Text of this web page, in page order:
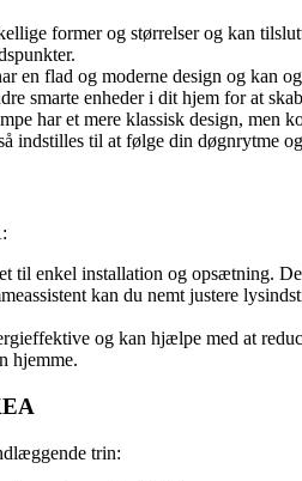
former og størrelser og kan
en flad og moderne design og kan
smarte enheder i dit hjem for at
har et mere klassisk design, men
indstilles til at følge din
til enkel installation og opsætning.
kan du nemt justere
og kan hjælpe med at
hjemme.
trin: